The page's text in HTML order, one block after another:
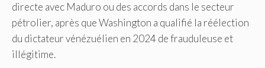
directe avec Maduro ou des accords dans le secteur
pétrolier, après que Washington a qualifié la réélection
du dictateur vénézuélien en 2024 de frauduleuse et
illégitime.